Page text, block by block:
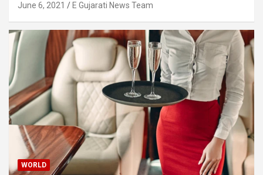
June 6, 2021 E Gujarati News Team
WORLD